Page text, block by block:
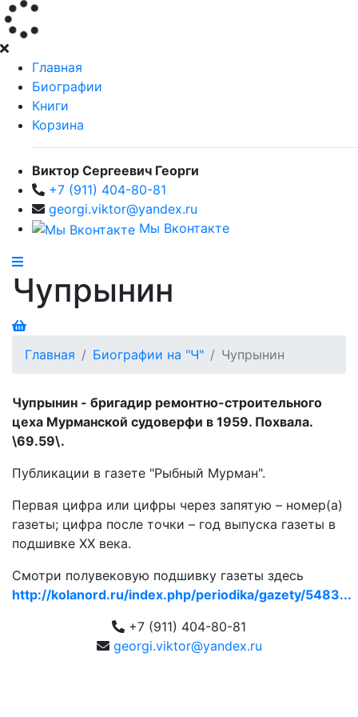
Главная
Биографии
Книги
Корзина
Виктор Сергеевич Георги
+7 (911) 404-80-81
georgi.viktor@yandex.ru
Мы Вконтакте
Чупрынин
Главная Биографии на "Ч" Чупрынин
Чупрынин - бригадир ремонтно-строительного
цеха Мурманской судоверфи в 1959. Похвала.
\69.59\.
Публикации в газете "Рыбный Мурман".
Первая цифра или цифры через запятую – номер(а)
газеты; цифра после точки – год выпуска газеты в
подшивке ХХ века.
Смотри полувековую подшивку газеты здесь
http://kolanord.ru/index.php/periodika/gazety/5483...
+7 (911) 404-80-81
georgi.viktor@yandex.ru